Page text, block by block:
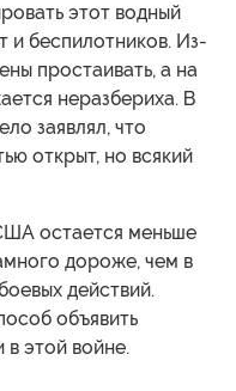
этот водный
и беспилотников. Из-
простаивать, а на
неразбериха. В
заявлял, что
открыт, но всякий
остается меньше
дороже, чем в
действий.
объявить
этой войне.